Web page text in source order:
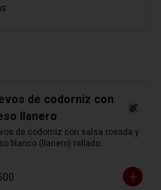
de codorniz con
llanero
de codorniz con salsa rosada y
blanco (llanero) rallado.